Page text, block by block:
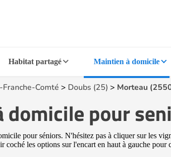
Habitat partagé Maintien à domicile
Comté > Doubs (25) > Morteau
domicile pour
pour séniors. N'hésitez pas à cliquer sur les
les options sur l'encart en haut à gauche